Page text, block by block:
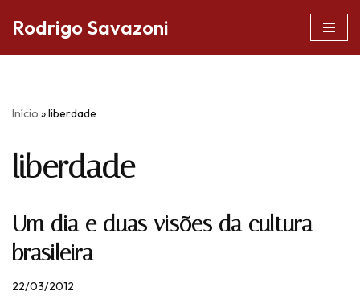
conteúdo
Rodrigo Savazoni
Início »liberdade
liberdade
Um dia e duas visões da cultura
brasileira
22/03/2012